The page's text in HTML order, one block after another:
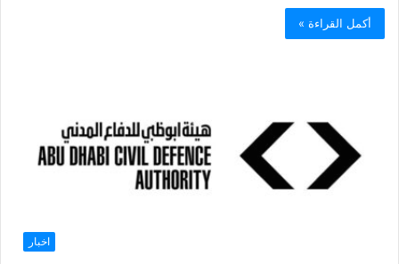
أكمل القراءة »
اخبار